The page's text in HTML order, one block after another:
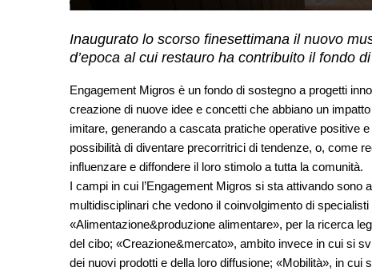
Inaugurato lo scorso finesettimana il nuovo
d’epoca al cui restauro ha contribuito il fondo
Engagement Migros è un fondo di sostegno a progetti
creazione di nuove idee e concetti che abbiano un
imitare, generando a cascata pratiche operative positive
possibilità di diventare precorritrici di tendenze, o, come
influenzare e diffondere il loro stimolo a tutta la comunità.
I campi in cui l’Engagement Migros si sta attivando
multidisciplinari che vedono il coinvolgimento di
«Alimentazione&produzione alimentare», per la ricerca
del cibo; «Creazione&mercato», ambito invece in cui si
dei nuovi prodotti e della loro diffusione; «Mobilità», in